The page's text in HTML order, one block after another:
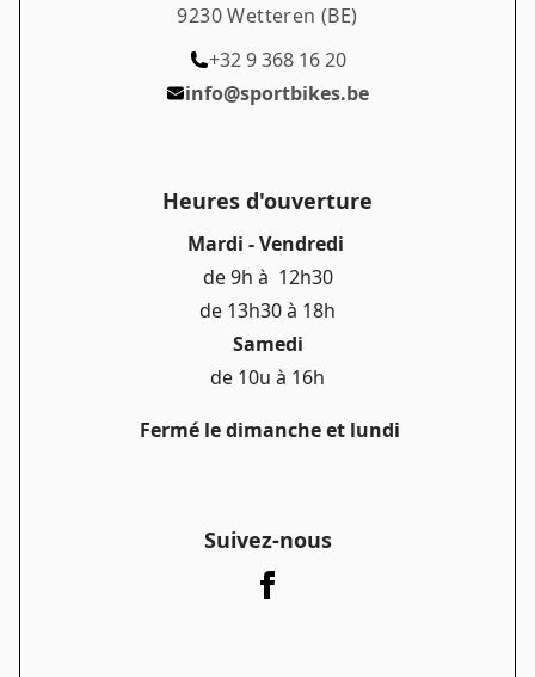
9230 Wetteren (BE)
+32 9 368 16 20
info@sportbikes.be
Heures d'ouverture
Mardi - Vendredi
de 9h à 12h30
de 13h30 à 18h
Samedi
de 10u à 16h
Fermé le dimanche et lundi
Suivez-nous